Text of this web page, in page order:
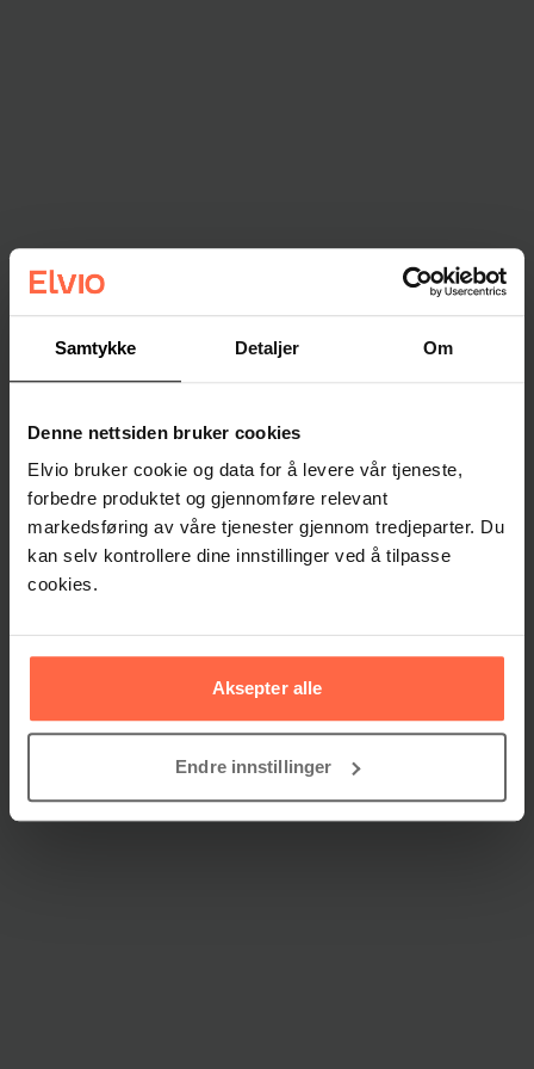
Samtykke Detaljer Om
Denne nettsiden bruker cookies
Elvio bruker cookie og data for å levere vår tjeneste,
forbedre produktet og gjennomføre relevant
markedsføring av våre tjenester gjennom tredjeparter. Du
kan selv kontrollere dine innstillinger ved å tilpasse
cookies.
Aksepter alle
Endre innstillinger